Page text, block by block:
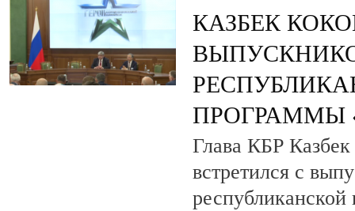
КАЗБЕК
ПРОГРАММЫ
Глава КБР Казбек
встретился с